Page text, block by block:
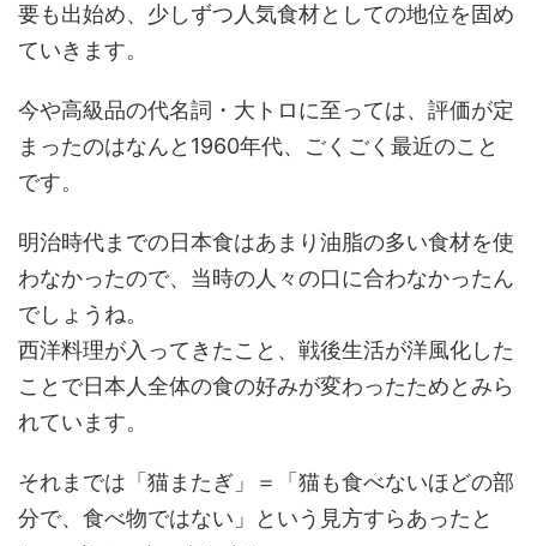
要も出始め、少しずつ人気食材としての地位を固め
ていきます。
今や高級品の代名詞・大トロに至っては、評価が定
まったのはなんと1960年代、ごくごく最近のこと
です。
明治時代までの日本食はあまり油脂の多い食材を使
わなかったので、当時の人々の口に合わなかったん
でしょうね。
西洋料理が入ってきたこと、戦後生活が洋風化した
ことで日本人全体の食の好みが変わったためとみら
れています。
それまでは「猫またぎ」＝「猫も食べないほどの部
分で、食べ物ではない」という見方すらあったと